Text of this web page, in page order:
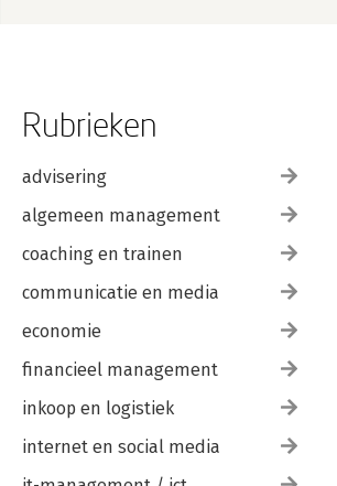
Rubrieken
advisering
algemeen management
coaching en trainen
communicatie en media
economie
financieel management
inkoop en logistiek
internet en social media